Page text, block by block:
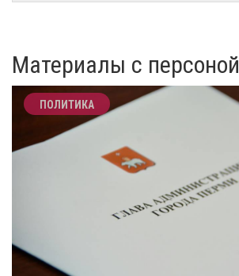
Материалы с персоной
ПОЛИТИКА